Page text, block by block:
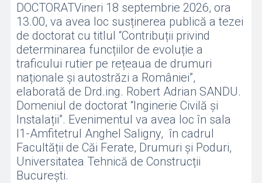
DOCTORATVineri 18 septembrie 2026, ora
13.00, va avea loc susținerea publică a tezei
de doctorat cu titlul “Contribuții privind
determinarea funcțiilor de evoluție a
traficului rutier pe rețeaua de drumuri
naționale și autostrăzi a României”,
elaborată de Drd.ing. Robert Adrian SANDU.
Domeniul de doctorat “Inginerie Civilă și
Instalații”. Evenimentul va avea loc în sala
I1-Amfitetrul Anghel Saligny, în cadrul
Facultății de Căi Ferate, Drumuri și Poduri,
Universitatea Tehnică de Construcții
București.